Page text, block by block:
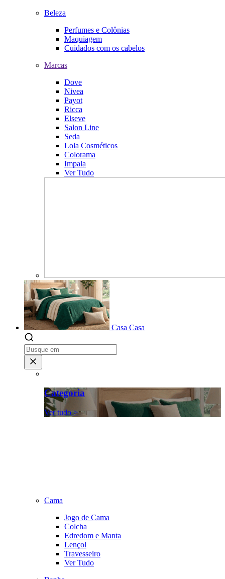
Beleza
Perfumes e Colônias
Maquiagem
Cuidados com os cabelos
Marcas
Dove
Nivea
Payot
Ricca
Elseve
Salon Line
Seda
Lola Cosméticos
Colorama
Impala
Ver Tudo
Casa Casa
Categoria
Ver tudo >
Cama
Jogo de Cama
Colcha
Edredom e Manta
Lençol
Travesseiro
Ver Tudo